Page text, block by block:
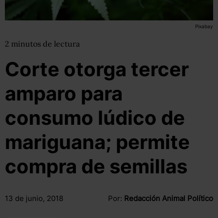
Pixabay
2 minutos de lectura
Corte otorga tercer
amparo para
consumo lúdico de
mariguana; permite
compra de semillas
13 de junio, 2018 Por: Redacción Animal Político